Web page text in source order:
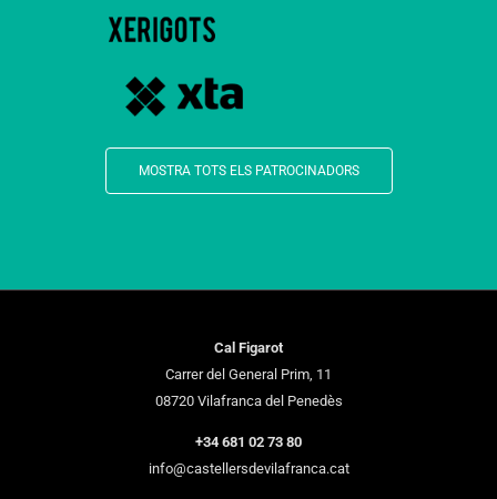
MOSTRA TOTS ELS PATROCINADORS
Cal Figarot
Carrer del General Prim, 11
08720 Vilafranca del Penedès
+34 681 02 73 80
info@castellersdevilafranca.cat